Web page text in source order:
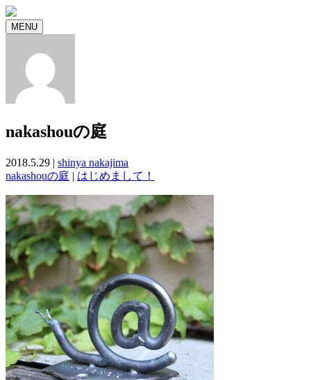
MENU
nakashouの庭
2018.5.29 | shinya nakajima
nakashouの庭 | はじめまして！